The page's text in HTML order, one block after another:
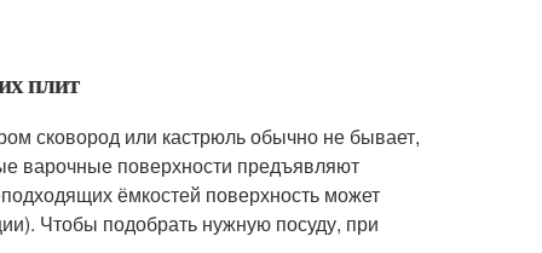
плит
сковород или кастрюль обычно не бывает,
варочные поверхности предъявляют
ёмкостей поверхность может
Чтобы подобрать нужную посуду, при